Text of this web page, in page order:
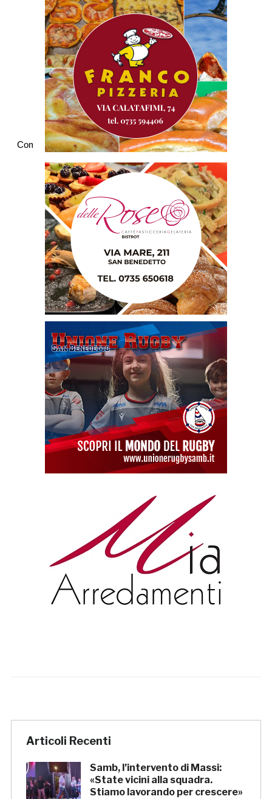
Commenti
Articoli Recenti
Samb, l’intervento di Massi:
«State vicini alla squadra.
Stiamo lavorando per crescere»